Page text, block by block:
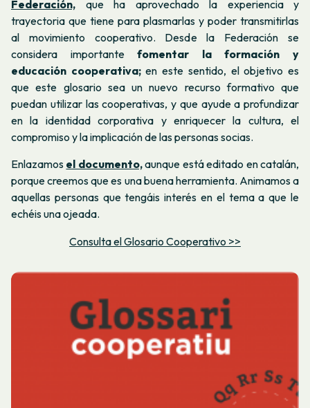
Federación, que ha aprovechado la experiencia y
trayectoria que tiene para plasmarlas y poder transmitirlas
al movimiento cooperativo. Desde la Federación se
considera importantefomentar la formación y
educación cooperativa;en este sentido, el objetivo es
que este glosario sea un nuevo recurso formativo que
puedan utilizar las cooperativas, y que ayude a profundizar
en la identidad corporativa y enriquecer la cultura, el
compromiso y la implicación de las personas socias.
Enlazamos el documento,aunque está editado en catalán,
porque creemos que es una buena herramienta. Animamos a
aquellas personas que tengáis interés en el tema a que le
echéis una ojeada.
Consulta el Glosario Cooperativo >>